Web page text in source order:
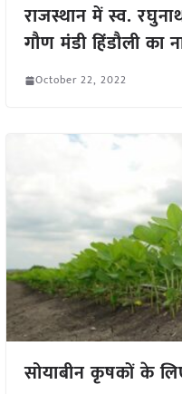
राजस्थान में स्व.
गौण मंडी हिंडौली का
October 22, 2022
सोयाबीन कृषकों के